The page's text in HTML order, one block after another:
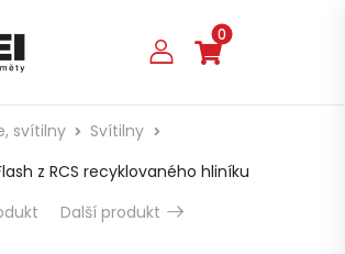
0
svítilny
Svítilny
z RCS recyklovaného hliníku
Další produkt